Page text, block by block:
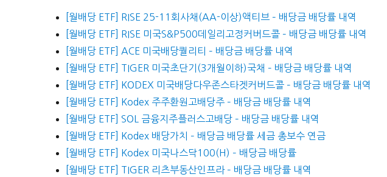
[월배당 ETF] RISE 25-11회사채(AA-이상)액티브 – 배당금 배당률 내역
[월배당 ETF] RISE 미국S&P500데일리고정커버드콜 – 배당금 배당률 내역
[월배당 ETF] ACE 미국배당퀄리티 – 배당금 배당률 내역
[월배당 ETF] TIGER 미국초단기(3개월이하)국채 – 배당금 배당률 내역
[월배당 ETF] KODEX 미국배당다우존스타겟커버드콜 – 배당금 배당률 내역
[월배당 ETF] Kodex 주주환원고배당주 – 배당금 배당률 내역
[월배당 ETF] SOL 금융지주플러스고배당 – 배당금 배당률 내역
[월배당 ETF] Kodex 배당가치 – 배당금 배당률 세금 총보수 연금
[월배당 ETF] Kodex 미국나스닥100(H) – 배당금 배당률
[월배당 ETF] TIGER 리츠부동산인프라 – 배당금 배당률 내역